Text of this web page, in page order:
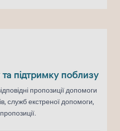
підтримку поблизу
пропозиції допомоги
служб екстреної допомоги,